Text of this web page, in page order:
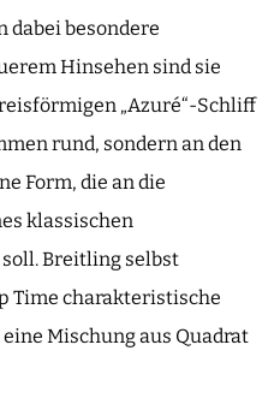
dabei besondere
Hinsehen sind sie
„Azuré“-Schliff
rund, sondern an den
Form, die an die
klassischen
Breitling selbst
Time charakteristische
Mischung aus Quadrat